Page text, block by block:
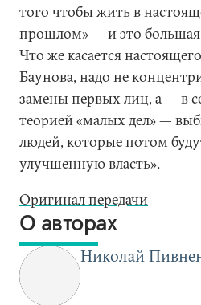
того чтобы жить в
прошлом» — и это
Что же касается
Баунова, надо не
замены первых лиц, а — в
теорией «малых дел» —
людей, которые потом
улучшенную власть».
Оригинал передачи
О авторах
Николай